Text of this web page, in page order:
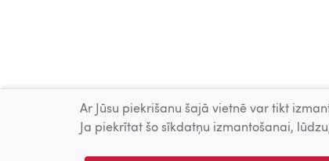
Ar Jūsu piekrišanu šajā vietnē var tikt
Ja piekrītat šo sīkdatņu izmantošanai,